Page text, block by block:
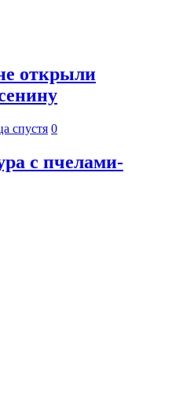
открыли
спустя 0
с пчелами-